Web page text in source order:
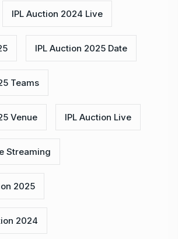
IPL Auction 2024 Live
IPL Auction 2025 Date
Teams
Venue IPL Auction Live
Streaming
2025
2024